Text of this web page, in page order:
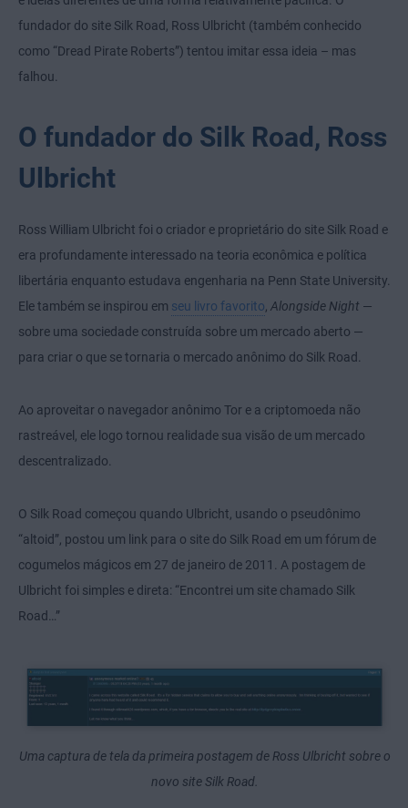
fundador do site Silk Road, Ross Ulbricht (também conhecido
como “Dread Pirate Roberts”) tentou imitar essa ideia – mas
falhou.
O fundador do Silk Road, Ross
Ulbricht
Ross William Ulbricht foi o criador e proprietário do site Silk Road e
era profundamente interessado na teoria econômica e política
libertária enquanto estudava engenharia na Penn State University.
Ele também se inspirou em seu livro favorito, Alongside Night —
sobre uma sociedade construída sobre um mercado aberto —
para criar o que se tornaria o mercado anônimo do Silk Road.
Ao aproveitar o navegador anônimo Tor e a criptomoeda não
rastreável, ele logo tornou realidade sua visão de um mercado
descentralizado.
O Silk Road começou quando Ulbricht, usando o pseudônimo
“altoid”, postou um link para o site do Silk Road em um fórum de
cogumelos mágicos em 27 de janeiro de 2011. A postagem de
Ulbricht foi simples e direta: “Encontrei um site chamado Silk
Road…”
Uma captura de tela da primeira postagem de Ross Ulbricht sobre o
novo site Silk Road.